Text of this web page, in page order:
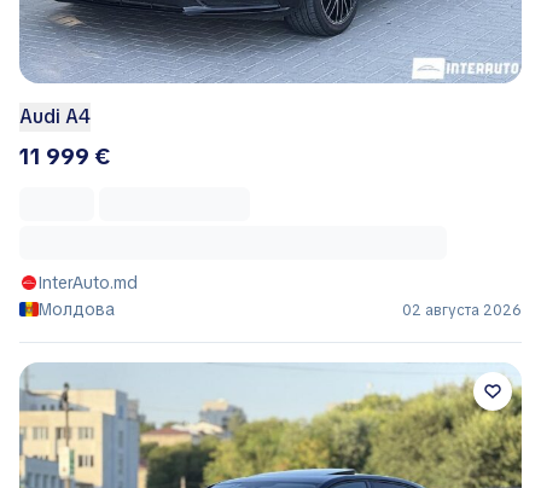
Audi A4
11 999 €
InterAuto.md
Молдова
02 августа 2026